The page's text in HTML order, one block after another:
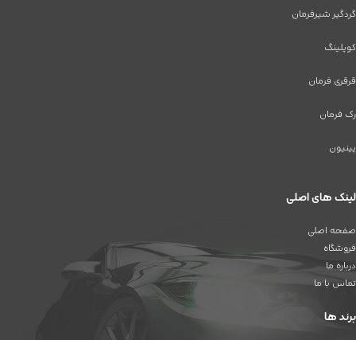
گردگیر شیرفرمان
کوپلینگ
قرقری فرمان
رک فرمان
پینیون
لینک های اصلی
صفحه اصلی
فروشگاه
درباره ما
تماس با ما
برند ها